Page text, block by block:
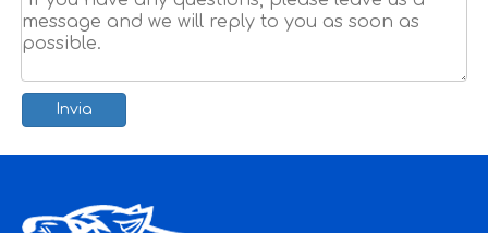
Invia